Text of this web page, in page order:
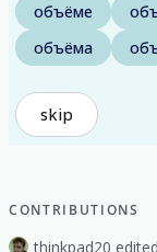
объёме
объёма
skip
CONTRIBUTIONS
thinkpad20